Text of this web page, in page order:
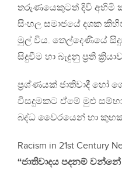
තරුණයෙකුටත් දිවි අහිමි
සිංහල සමාජයේ දශක
මුල් විය. තෙල්දෙණියේ
සිදුවීම හා බැදුනු ප්‍රති
ප්‍රශ්ණයක් ජාතිවාදී හෝ
විසදුමකට ඒමේ මුළු
බද්ධ වෛරයෙන් හා
Racism in 21st
“ජාතිවාදය පදනම්